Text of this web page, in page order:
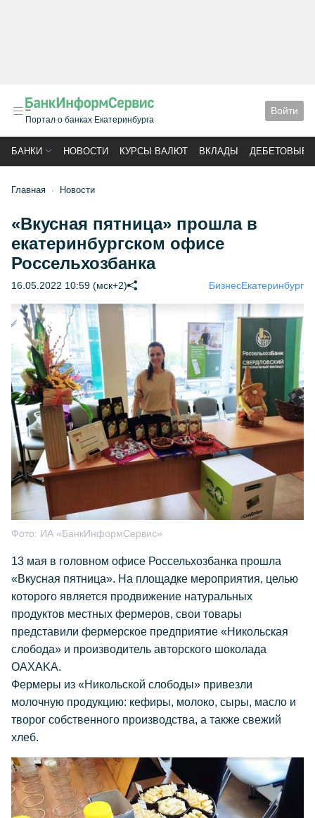
Портал о банках Екатеринбурга
Войти
БАНКИ НОВОСТИ КУРСЫ ВАЛЮТ ВКЛАДЫ ДЕБЕТОВЫЕ
Главная Новости
«Вкусная пятница» прошла в
екатеринбургском офисе
Россельхозбанка
16.05.2022 10:59 (мск+2) БизнесЕкатеринбург
Фото: ИА «БанкИнформСервис»
13 мая в головном офисе Россельхозбанка прошла
«Вкусная пятница». На площадке мероприятия, целью
которого является продвижение натуральных
продуктов местных фермеров, свои товары
представили фермерское предприятие «Никольская
слобода» и производитель авторского шоколада
OAXAKA.
Фермеры из «Никольской слободы» привезли
молочную продукцию: кефиры, молоко, сыры, масло и
творог собственного производства, а также свежий
хлеб.